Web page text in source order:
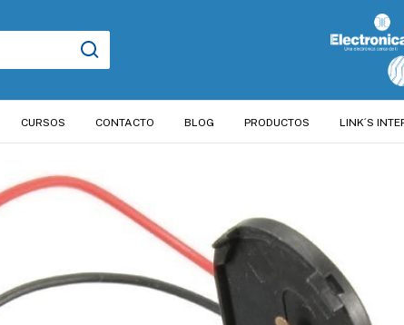
CURSOS CONTACTO BLOG PRODUCTOS LINK´S